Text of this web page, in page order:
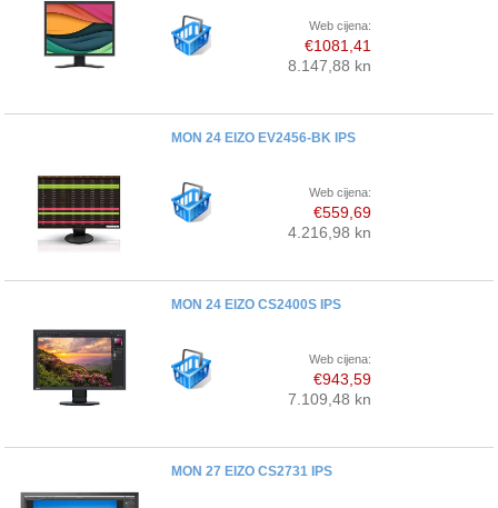
Web cijena:
€1081,41
8.147,88 kn
MON 24 EIZO EV2456-BK IPS
Web cijena:
€559,69
4.216,98 kn
MON 24 EIZO CS2400S IPS
Web cijena:
€943,59
7.109,48 kn
MON 27 EIZO CS2731 IPS